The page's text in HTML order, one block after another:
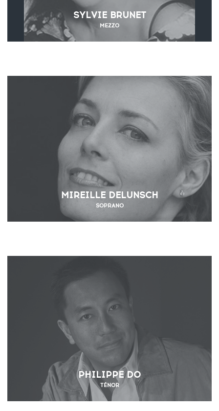
SYLVIE BRUNET
MEZZO
MIREILLE DELUNSCH
SOPRANO
PHILIPPE DO
TÉNOR